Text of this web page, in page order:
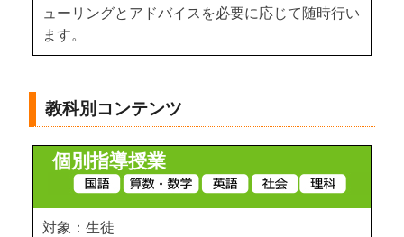
ューリングとアドバイスを必要に応じて随時行い
ます。
教科別コンテンツ
個別指導授業
対象：生徒